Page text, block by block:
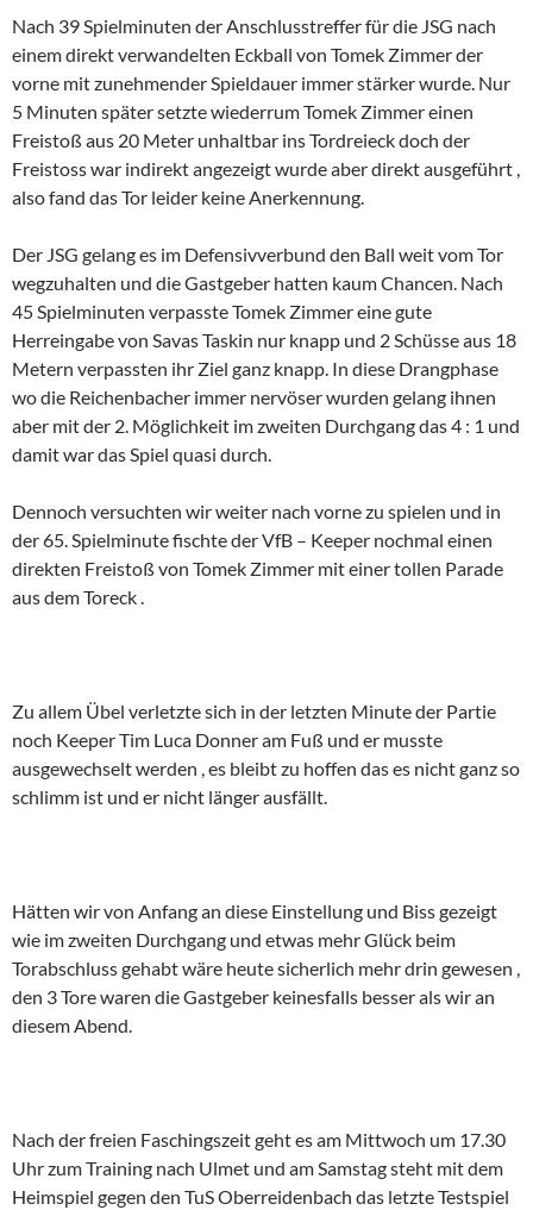
Nach 39 Spielminuten der Anschlusstreffer für die JSG nach
einem direkt verwandelten Eckball von Tomek Zimmer der
vorne mit zunehmender Spieldauer immer stärker wurde. Nur
5 Minuten später setzte wiederrum Tomek Zimmer einen
Freistoß aus 20 Meter unhaltbar ins Tordreieck doch der
Freistoss war indirekt angezeigt wurde aber direkt ausgeführt ,
also fand das Tor leider keine Anerkennung.
Der JSG gelang es im Defensivverbund den Ball weit vom Tor
wegzuhalten und die Gastgeber hatten kaum Chancen. Nach
45 Spielminuten verpasste Tomek Zimmer eine gute
Herreingabe von Savas Taskin nur knapp und 2 Schüsse aus 18
Metern verpassten ihr Ziel ganz knapp. In diese Drangphase
wo die Reichenbacher immer nervöser wurden gelang ihnen
aber mit der 2. Möglichkeit im zweiten Durchgang das 4 : 1 und
damit war das Spiel quasi durch.
Dennoch versuchten wir weiter nach vorne zu spielen und in
der 65. Spielminute fischte der VfB – Keeper nochmal einen
direkten Freistoß von Tomek Zimmer mit einer tollen Parade
aus dem Toreck .
Zu allem Übel verletzte sich in der letzten Minute der Partie
noch Keeper Tim Luca Donner am Fuß und er musste
ausgewechselt werden , es bleibt zu hoffen das es nicht ganz so
schlimm ist und er nicht länger ausfällt.
Hätten wir von Anfang an diese Einstellung und Biss gezeigt
wie im zweiten Durchgang und etwas mehr Glück beim
Torabschluss gehabt wäre heute sicherlich mehr drin gewesen ,
den 3 Tore waren die Gastgeber keinesfalls besser als wir an
diesem Abend.
Nach der freien Faschingszeit geht es am Mittwoch um 17.30
Uhr zum Training nach Ulmet und am Samstag steht mit dem
Heimspiel gegen den TuS Oberreidenbach das letzte Testspiel